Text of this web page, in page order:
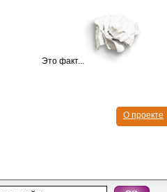
О проекте
Это факт...